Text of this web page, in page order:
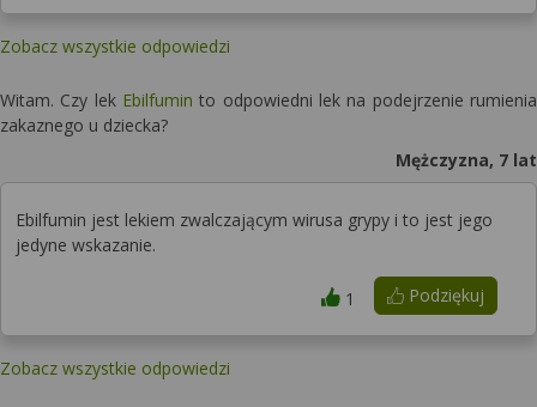
Zobacz wszystkie odpowiedzi
Witam. Czy lek Ebilfumin to odpowiedni lek na podejrzenie rumienia
zakaznego u dziecka?
Mężczyzna, 7 lat
Ebilfumin jest lekiem zwalczającym wirusa grypy i to jest jego
jedyne wskazanie.
Podziękuj
1
Zobacz wszystkie odpowiedzi